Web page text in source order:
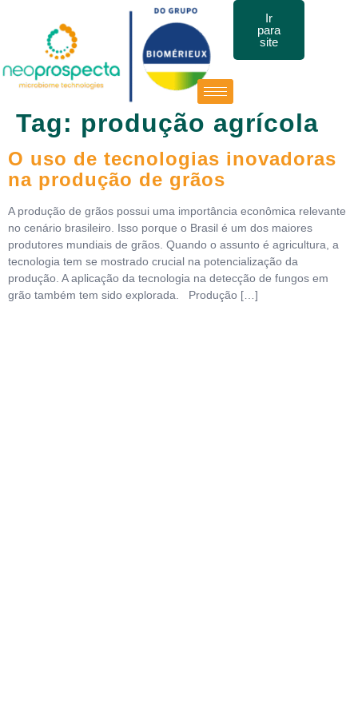
Ir
para
site
Tag: produção agrícola
O uso de tecnologias inovadoras
na produção de grãos
A produção de grãos possui uma importância econômica relevante
no cenário brasileiro. Isso porque o Brasil é um dos maiores
produtores mundiais de grãos. Quando o assunto é agricultura, a
tecnologia tem se mostrado crucial na potencialização da
produção. A aplicação da tecnologia na detecção de fungos em
grão também tem sido explorada. Produção […]